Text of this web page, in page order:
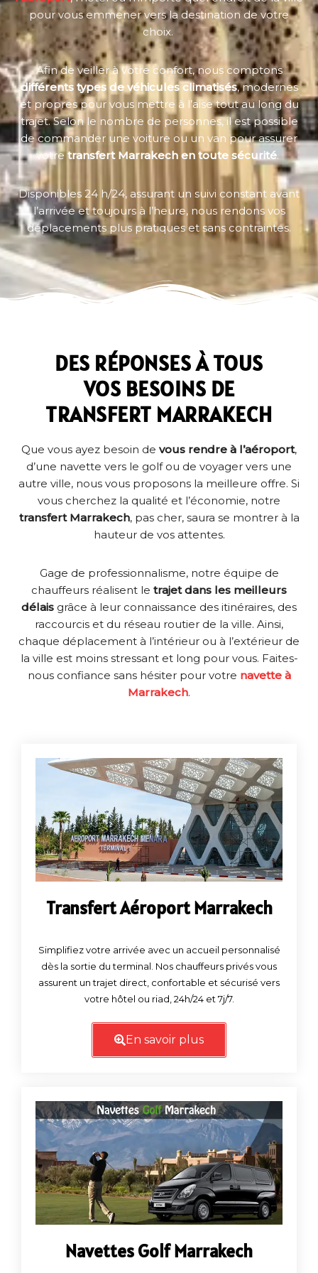
pour vous emmener vers la destination de votre
choix.
Afin de veiller à votre confort, nous comptons
différents types de véhicules climatisés, modernes
et propres pour vous mettre à l’aise tout au long du
trajet. Selon le nombre de personnes, il est possible
de commander une voiture ou un van pour assurer
votretransfert Marrakech en toute sécurité.
Disponibles 24 h/24, assurant un suivi constant avant
l’arrivée et toujours à l’heure, nous rendons vos
déplacements plus pratiques et sans contraintes.
DES RÉPONSES À TOUS
VOS BESOINS DE
TRANSFERT MARRAKECH
Que vous ayez besoin de vous rendre à l’aéroport,
d’une navette vers le golfou de voyager vers une
autre ville, nous vous proposons la meilleure offre. Si
vous cherchez la qualité et l’économie, notre
transfert Marrakech, pas cher, saura se montrer à la
hauteur de vos attentes.
Gage de professionnalisme, notre équipe de
chauffeurs réalisent le trajet dans les meilleurs
délais grâce à leur connaissance des itinéraires, des
raccourcis et du réseau routier de la ville. Ainsi,
chaque déplacement à l’intérieur ou à l’extérieur de
la ville est moins stressant et long pour vous. Faites-
nous confiance sans hésiter pour votre navette à
Marrakech.
Transfert Aéroport Marrakech
Simplifiez votre arrivée avec un accueil personnalisé
dès la sortie du terminal. Nos chauffeurs privés vous
assurent un trajet direct, confortable et sécurisé vers
votre hôtel ou riad, 24h/24 et 7j/7.
En savoir plus
Navettes Golf Marrakech